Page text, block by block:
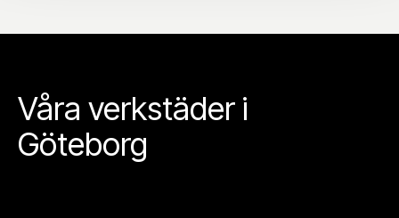
Våra verkstäder i
Göteborg